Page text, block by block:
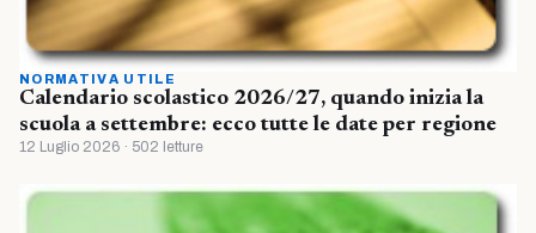
NORMATIVA UTILE
Calendario scolastico 2026/27, quando inizia la
scuola a settembre: ecco tutte le date per regione
12 Luglio 2026 · 502 letture